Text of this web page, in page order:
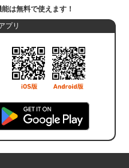
は無料で使えます！
プリ